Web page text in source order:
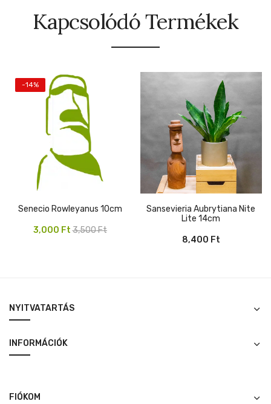
Kapcsolódó Termékek
-14%
Senecio Rowleyanus 10cm
3,500Ft
Original
3,000 FtCurrent
Sansevieria Aubrytiana Nite
Lite 14cm
8,400 Ft
NYITVATARTÁS
INFORMÁCIÓK
FIÓKOM